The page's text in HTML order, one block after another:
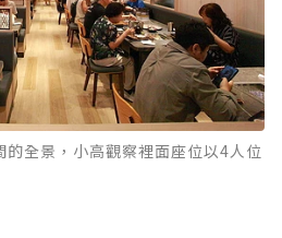
全景，小高觀察裡面座位以4人位